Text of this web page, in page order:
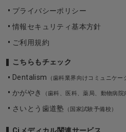
プライバシーポリシー
情報セキュリティ基本方針
ご利用規約
こちらもチェック
Dentalism
（歯科業界向けコミュニケー
かがやき （歯科、医科、薬局、動物病院
さいとう歯道塾 （国家試験予備校）